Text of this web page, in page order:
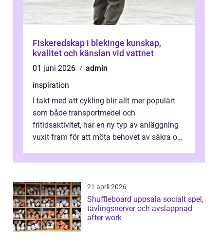
Fiskeredskap i blekinge kunskap,
kvalitet och känslan vid vattnet
01 juni 2026
admin
inspiration
I takt med att cykling blir allt mer populärt
som både transportmedel och
fritidsaktivitet, har en ny typ av anläggning
vuxit fram för att möta behovet av säkra och
21 april 2026
Shuffleboard uppsala socialt spel,
tävlingsnerver och avslappnad
after work